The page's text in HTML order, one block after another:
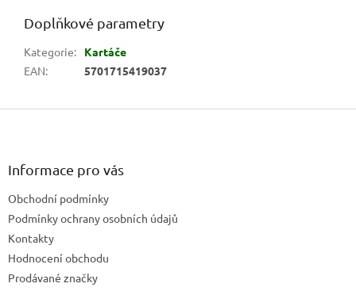
Doplňkové parametry
Kategorie:
Kartáče
EAN: 5701715419037
Z
Informace pro vás
Obchodní podmínky
Podmínky ochrany osobních údajů
Kontakty
Hodnocení obchodu
Prodávané značky